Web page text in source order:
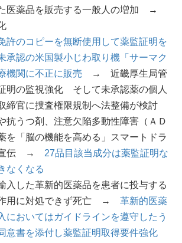
医薬品を販売する一般人の増加 →
許のコピーを無断使用して薬監証明を
承認の米国製小じわ取り機「サーマク
機関に不正に販売 → 近畿厚生局管
明の監視強化 そして未承認薬の個人
締官に捜査権限規制へ法整備が検討
抗うつ剤、注意欠陥多動性障害（ＡＤ
を「脳の機能を高める」スマートドラ
宣伝 → 27品目該当成分は薬監証明な
なくなる
入した革新的医薬品を患者に投与する
作用に対処できず死亡 → 革新的医薬
においてはガイドラインを遵守したう
意書を添付し薬監証明取得要件強化